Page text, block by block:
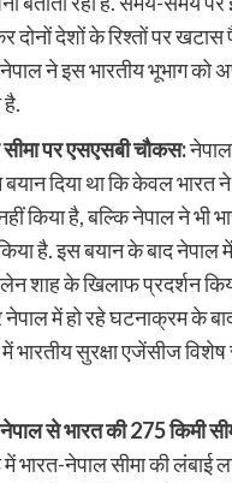
दोनों देशों के रिश्तों पर
नेपाल ने इस भारतीय भूभाग को
है.
पर एसएसबी चौकस:
दिया था कि केवल भारत ने
किया है, बल्कि नेपाल ने भी
है. इस बयान के बाद नेपाल
शाह के खिलाफ प्रदर्शन
में हो रहे घटनाक्रम के
भारतीय सुरक्षा एजेंसीज विशेष
से भारत की 275 किमी
भारत-नेपाल सीमा की लंबाई